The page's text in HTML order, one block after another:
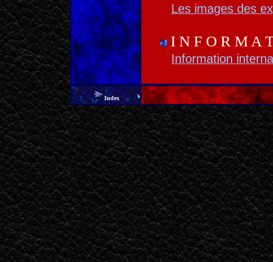
Les images des
I N F O R M A
Information
Index